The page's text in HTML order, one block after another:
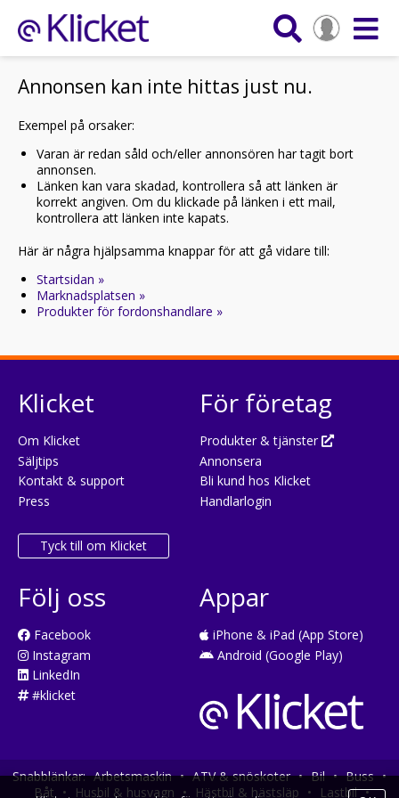
Annonsen kan inte hittas just nu.
Exempel på orsaker:
Varan är redan såld och/eller annonsören har tagit bort
annonsen.
Länken kan vara skadad, kontrollera så att länken är
korrekt angiven. Om du klickade på länken i ett mail,
kontrollera att länken inte kapats.
Här är några hjälpsamma knappar för att gå vidare till:
Startsidan »
Marknadsplatsen »
Produkter för fordonshandlare »
Klicket
Om Klicket
Säljtips
Kontakt & support
Press
Tyck till om Klicket
För företag
Produkter & tjänster
Annonsera
Bli kund hos Klicket
Handlarlogin
Följ oss
Facebook
Instagram
LinkedIn
#klicket
Appar
iPhone & iPad (App Store)
Android (Google Play)
Snabblänkar: Arbetsmaskin • ATV & snöskoter • Bil • Buss •
Båt • Husbil & husvagn • Hästbil & hästsläp • Lastbil •